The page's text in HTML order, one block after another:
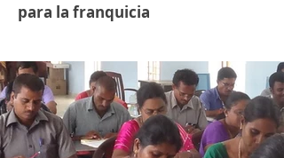
para la franquicia